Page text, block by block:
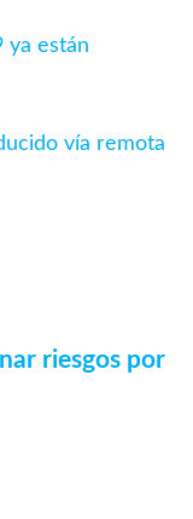
ya están
vía remota
riesgos por